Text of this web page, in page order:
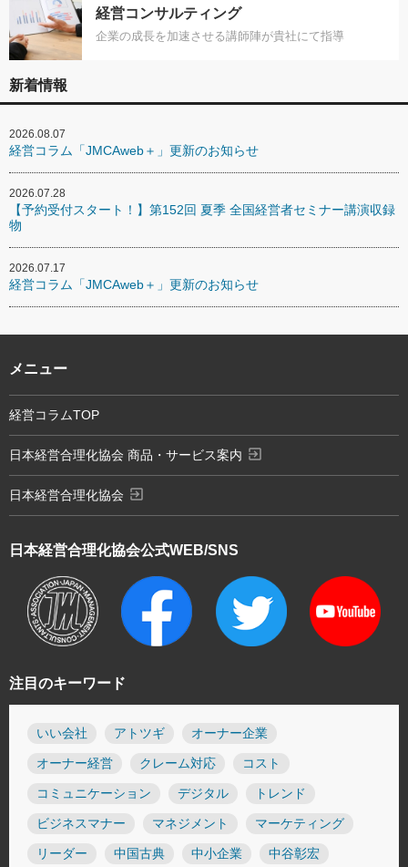
経営コンサルティング
企業の成長を加速させる講師陣が貴社にて指導
新着情報
2026.08.07
経営コラム「JMCAweb＋」更新のお知らせ
2026.07.28
【予約受付スタート！】第152回 夏季 全国経営者セミナー講演収録
物
2026.07.17
経営コラム「JMCAweb＋」更新のお知らせ
注目のキーワード
いい会社 アトツギ オーナー企業
オーナー経営 クレーム対応 コスト
コミュニケーション デジタル トレンド
ビジネスマナー マネジメント マーケティング
リーダー 中国古典 中小企業 中谷彰宏
日本経営合理化協会公式WEB/SNS
メニュー
経営コラムTOP
日本経営合理化協会 商品・サービス案内 exit_to_app
日本経営合理化協会 exit_to_app